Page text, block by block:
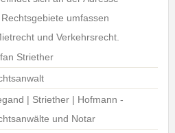
umfassen
und Verkehrsrecht.
Striether
| Striether | Hofmann -
und Notar